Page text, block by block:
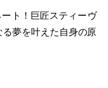
ト！巨匠スティーヴ
る夢を叶えた自身の原